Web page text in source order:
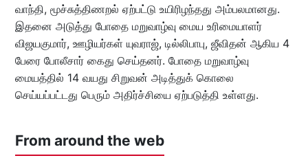
வாந்தி, மூச்சுத்திணறல் ஏற்பட்டு உயிரிழந்தது அம்பலமானது.
இதனை அடுத்து போதை மறுவாழ்வு மைய உரிமையாளர்
விஜயகுமார், ஊழியர்கள் யுவராஜ், டில்லிபாபு, ஜீவிதன் ஆகிய 4
பேரை போலீசார் கைது செய்தனர். போதை மறுவாழ்வு
மையத்தில் 14 வயது சிறுவன் அடித்துக் கொலை
செய்யப்பட்டது பெரும் அதிர்ச்சியை ஏற்படுத்தி உள்ளது.
From around the web